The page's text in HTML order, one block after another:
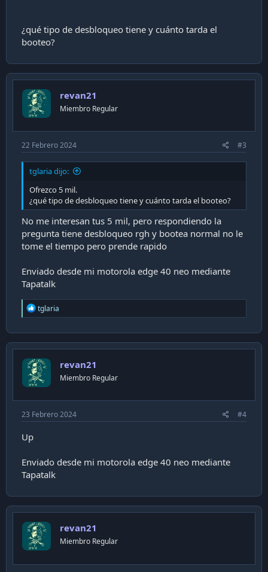
¿qué tipo de desbloqueo tiene y cuánto tarda el
booteo?
revan21
Miembro Regular
22 Febrero 2024 #3
tglaria dijo:
Ofrezco 5 mil.
¿qué tipo de desbloqueo tiene y cuánto tarda el booteo?
No me interesan tus 5 mil, pero respondiendo la
pregunta tiene desbloqueo rgh y bootea normal no le
tome el tiempo pero prende rapido
Enviado desde mi motorola edge 40 neo mediante
Tapatalk
R
e
c
t
o
n
s
tglaria
revan21
Miembro Regular
23 Febrero 2024 #4
Up
Enviado desde mi motorola edge 40 neo mediante
Tapatalk
revan21
Miembro Regular